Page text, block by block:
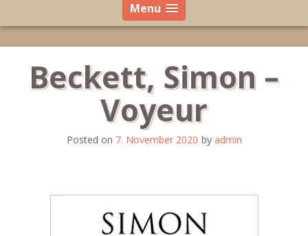
Menu
Beckett, Simon –
Voyeur
Posted on 7. November 2020 by admin